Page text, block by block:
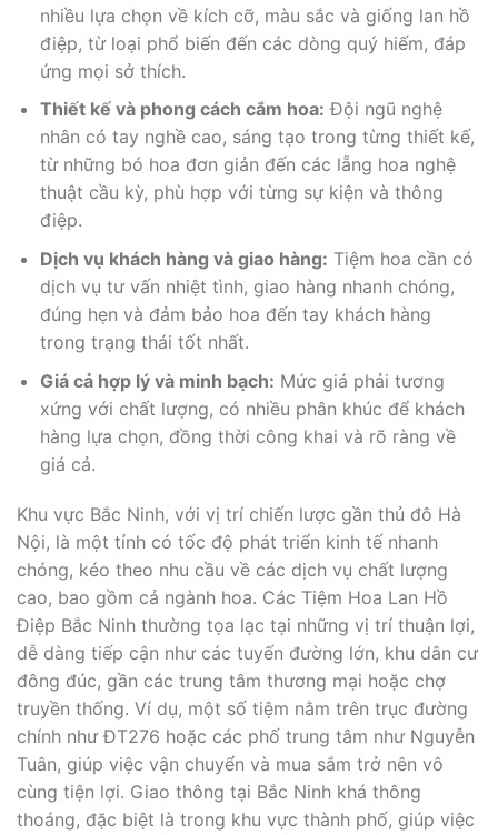
nhiều lựa chọn về kích cỡ, màu sắc và giống lan hồ
điệp, từ loại phổ biến đến các dòng quý hiếm, đáp
ứng mọi sở thích.
Thiết kế và phong cách cắm hoa: Đội ngũ nghệ
nhân có tay nghề cao, sáng tạo trong từng thiết kế,
từ những bó hoa đơn giản đến các lẵng hoa nghệ
thuật cầu kỳ, phù hợp với từng sự kiện và thông
điệp.
Dịch vụ khách hàng và giao hàng: Tiệm hoa cần có
dịch vụ tư vấn nhiệt tình, giao hàng nhanh chóng,
đúng hẹn và đảm bảo hoa đến tay khách hàng
trong trạng thái tốt nhất.
Giá cả hợp lý và minh bạch: Mức giá phải tương
xứng với chất lượng, có nhiều phân khúc để khách
hàng lựa chọn, đồng thời công khai và rõ ràng về
giá cả.
Khu vực Bắc Ninh, với vị trí chiến lược gần thủ đô Hà
Nội, là một tỉnh có tốc độ phát triển kinh tế nhanh
chóng, kéo theo nhu cầu về các dịch vụ chất lượng
cao, bao gồm cả ngành hoa. Các Tiệm Hoa Lan Hồ
Điệp Bắc Ninh thường tọa lạc tại những vị trí thuận lợi,
dễ dàng tiếp cận như các tuyến đường lớn, khu dân cư
đông đúc, gần các trung tâm thương mại hoặc chợ
truyền thống. Ví dụ, một số tiệm nằm trên trục đường
chính như ĐT276 hoặc các phố trung tâm như Nguyễn
Tuân, giúp việc vận chuyển và mua sắm trở nên vô
cùng tiện lợi. Giao thông tại Bắc Ninh khá thông
thoáng, đặc biệt là trong khu vực thành phố, giúp việc